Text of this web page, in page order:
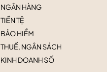
NGÂN HÀNG
TIỀN TỆ
BẢO HIỂM
THUẾ, NGÂN SÁCH
KINH DOANH SỐ